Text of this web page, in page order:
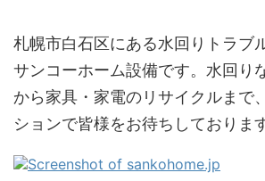
札幌市白石区にある水回りトラブ
サンコーホーム設備です。水回り
から家具・家電のリサイクルまで
ションで皆様をお待ちしております